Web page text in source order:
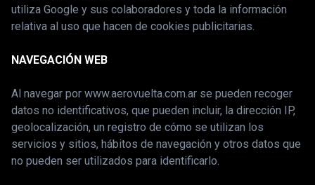
utiliza Google y sus colaboradores y toda la información
relativa al uso que hacen de cookies publicitarias.
NAVEGACIÓN WEB
Al navegar por www.aerovuelta.com.ar se pueden recoger
datos no identificativos, que pueden incluir, la dirección IP,
geolocalización, un registro de cómo se utilizan los
servicios y sitios, hábitos de navegación y otros datos que
no pueden ser utilizados para identificarlo.